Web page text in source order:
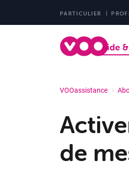
Aide
PARTICULIER
VOOassistance
de